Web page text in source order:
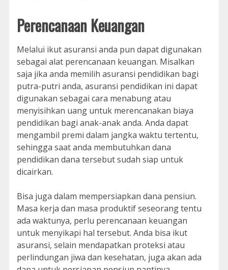
Perencanaan Keuangan
Melalui ikut asuransi anda pun dapat digunakan
sebagai alat perencanaan keuangan. Misalkan
saja jika anda memilih asuransi pendidikan bagi
putra-putri anda, asuransi pendidikan ini dapat
digunakan sebagai cara menabung atau
menyisihkan uang untuk merencanakan biaya
pendidikan bagi anak-anak anda. Anda dapat
mengambil premi dalam jangka waktu tertentu,
sehingga saat anda membutuhkan dana
pendidikan dana tersebut sudah siap untuk
dicairkan.
Bisa juga dalam mempersiapkan dana pensiun.
Masa kerja dan masa produktif seseorang tentu
ada waktunya, perlu perencanaan keuangan
untuk menyikapi hal tersebut. Anda bisa ikut
asuransi, selain mendapatkan proteksi atau
perlindungan jiwa dan kesehatan, juga akan ada